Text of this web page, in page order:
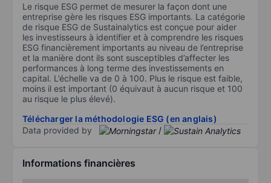
Le risque ESG permet de mesurer la façon dont une
entreprise gère les risques ESG importants. La catégorie
de risque ESG de Sustainalytics est conçue pour aider
les investisseurs à identifier et à comprendre les risques
ESG financièrement importants au niveau de l’entreprise
et la manière dont ils sont susceptibles d’affecter les
performances à long terme des investissements en
capital. L’échelle va de 0 à 100. Plus le risque est faible,
moins il est important (0 équivaut à aucun risque et 100
au risque le plus élevé).
Télécharger la méthodologie ESG (en anglais)
Data provided by
/
Informations financières